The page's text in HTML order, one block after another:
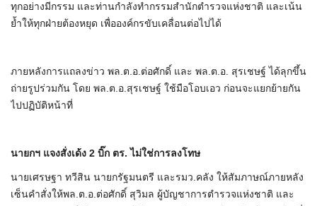
ทุกอย่างมีกรรม และท่านกำลังทำกรรมสำนักตำรวจแห่งชาติ และเน้น
ย้ำให้ทุกฝ่ายต้องหยุด เพื่อองค์กรขับเคลื่อนต่อไปได้
ภายหลังการแถลงข่าว พล.ต.อ.ต่อศักดิ์ และ พล.ต.อ. สุรเชษฐ์ ได้ลุกขึ้น
ถ่ายรูปร่วมกัน โดย พล.ต.อ.สุรเชษฐ์ ใช้มือโอบเอว ก่อนจะแยกย้ายกัน
ไปปฏิบัติหน้าที่
นายกฯ แจงสั่งเด้ง 2 บิ๊ก ตร. ไม่ใช่การลงโทษ
นายเศรษฐา ทวีสิน นายกรัฐมนตรี และรมว.คลัง ให้สัมภาษณ์ภายหลัง
เซ็นคำสั่งให้พล.ต.อ.ต่อศักดิ์ สุวิมล ผู้บัญชาการตำรวจแห่งชาติ และ